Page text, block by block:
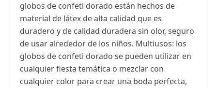
globos de confeti dorado están hechos de
material de látex de alta calidad que es
duradero y de calidad duradera sin olor, seguro
de usar alrededor de los niños. Multiusos: los
globos de confeti dorado se pueden utilizar en
cualquier fiesta temática o mezclar con
cualquier color para crear una boda perfecta,